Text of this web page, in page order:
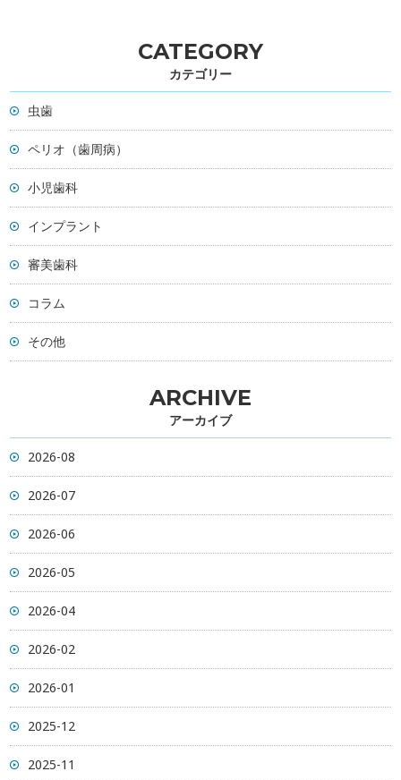
よくある質問
お問い合わせ 訪問診療について
CATEGORY
カテゴリー
虫歯
ペリオ（歯周病）
小児歯科
インプラント
審美歯科
コラム
その他
ARCHIVE
アーカイブ
2026-08
2026-07
2026-06
2026-05
2026-04
2026-02
2026-01
2025-12
2025-11